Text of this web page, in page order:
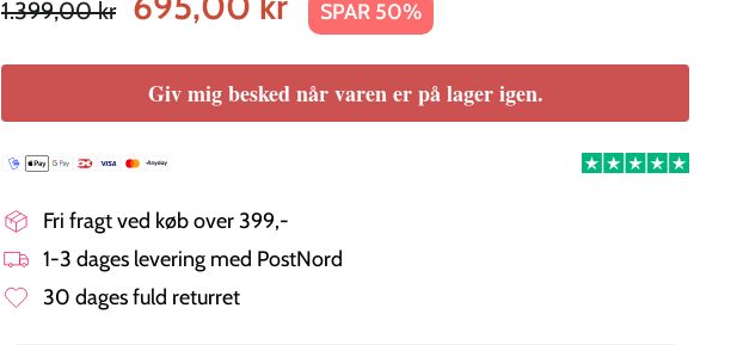
pris
1.399,00 kr SPAR 50%
Giv mig besked når varen er på lager igen.
Fri fragt ved køb over 399,-
1-3 dages levering med PostNord
30 dages fuld returret